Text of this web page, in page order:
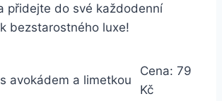
přidejte do své každodenní
bezstarostného luxe!
avokádem a limetkou
Cena: 79
Kč